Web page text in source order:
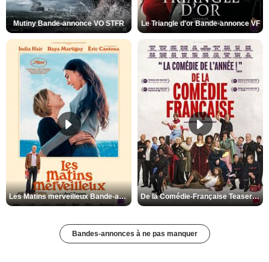
Mutiny Bande-annonce VO STFR Le Triangle d'or Bande-annonce VF
Les Matins merveilleux Bande-annonce VF De la Comédie-Française Teaser VF
Bandes-annonces à ne pas manquer